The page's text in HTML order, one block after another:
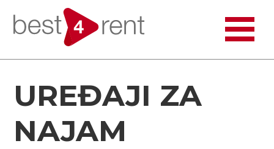
UREĐAJI ZA
NAJAM